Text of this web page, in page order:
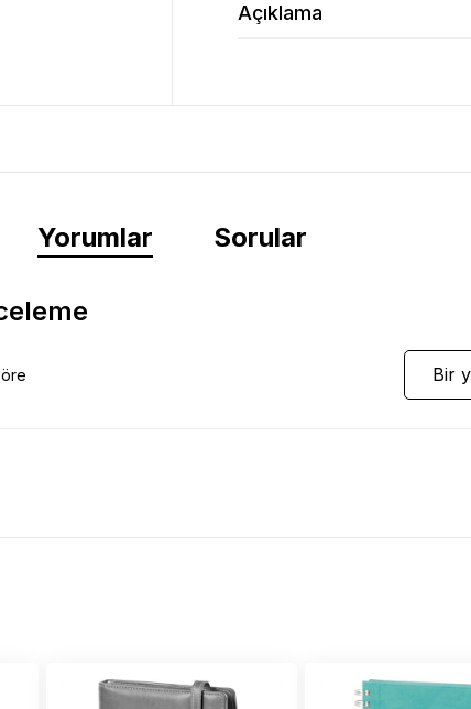
Açıklama
Yorumlar Sorular
Bir